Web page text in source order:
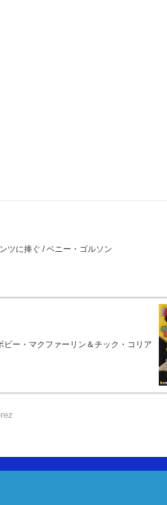
ツに捧ぐ / ベニー・ゴルソン
ビー・マクファーリン＆チック・コリア